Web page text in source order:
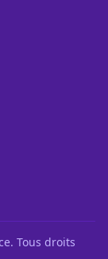
Tous droits